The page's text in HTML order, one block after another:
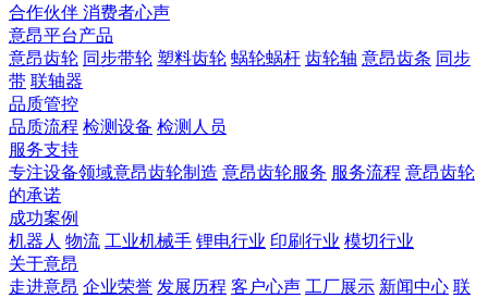
合作伙伴 ​ 消费者心声
意昂平台产品
意昂齿轮 同步带轮 塑料齿轮 蜗轮蜗杆 齿轮轴 意昂齿条 同步
带 联轴器
品质管控
品质流程 检测设备 检测人员
服务支持
专注设备领域意昂齿轮制造 意昂齿轮服务 服务流程 意昂齿轮
的承诺
成功案例
机器人 物流 工业机械手 锂电行业 印刷行业 模切行业
关于意昂
走进意昂 企业荣誉 发展历程 客户心声 工厂展示 新闻中心 联